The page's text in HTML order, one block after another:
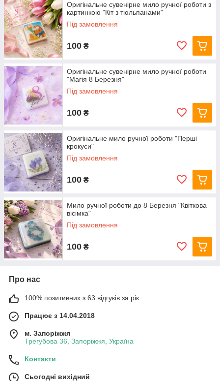
Оригінальне сувенірне мило ручної роботи з
картинкою "Кіт з тюльпанами"
Під замовлення
100 ₴
Оригінальне сувенірне мило ручної роботи
"Магія 8 Березня"
Під замовлення
100 ₴
Оригінальне мило ручної роботи "Перші
крокуси"
Під замовлення
100 ₴
Мило ручної роботи до 8 Березня "Квіткова
вісімка"
Під замовлення
100 ₴
Про нас
100% позитивних з 63 відгуків за рік
Працює з 14.04.2018
м. Запоріжжя
Трегубова 36, Запоріжжя, Україна
Контакти
Сьогодні вихідний